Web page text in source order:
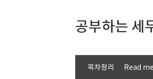
공부하는 세
목차정리 Read me